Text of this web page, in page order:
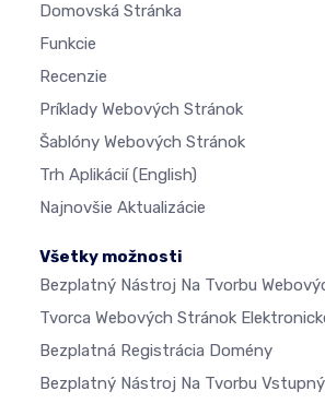
Domovská Stránka
Funkcie
Recenzie
Príklady Webových Stránok
Šablóny Webových Stránok
Trh Aplikácií(English)
Najnovšie Aktualizácie
Všetky možnosti
Bezplatný Nástroj Na Tvorbu
Tvorca Webových Stránok
Bezplatná Registrácia Domény
Bezplatný Nástroj Na Tvorbu